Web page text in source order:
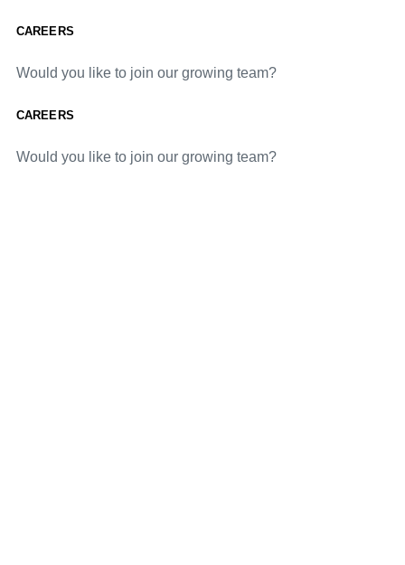
CAREERS
Would you like to join our growing team?
CAREERS
Would you like to join our growing team?